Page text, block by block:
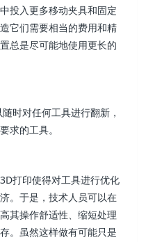
投入更多移动夹具和固定
它们需要相当的费用和精
总是尽可能地使用更长的
时对任何工具进行翻新，
求的工具。
打印使得对工具进行优化
。于是，技术人员可以在
其操作舒适性、缩短处理
。虽然这样做有可能只是